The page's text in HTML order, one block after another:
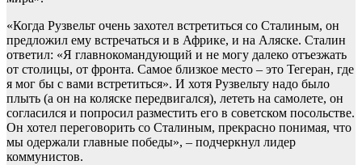
«Когда Рузвельт очень захотел встретиться со Сталиным, он
предложил ему встречаться и в Африке, и на Аляске. Сталин
ответил: «Я главнокомандующий и не могу далеко отъезжать
от столицы, от фронта. Самое близкое место – это Тегеран, где
я мог бы с вами встретиться». И хотя Рузвельту надо было
плыть (а он на коляске передвигался), лететь на самолете, он
согласился и попросил разместить его в советском посольстве.
Он хотел переговорить со Сталиным, прекрасно понимая, что
мы одержали главные победы», – подчеркнул лидер
коммунистов.